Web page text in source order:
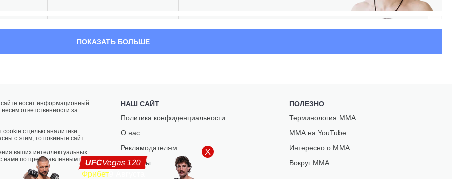
31- 13- 0
20:30 МСК
ПОЛУЛЕГКИЙ ВЕС
РАГИМОВ
ИРВИНГ АЛТЫНБЕК
ПОКАЗАТЬ БОЛЬШЕ
сайте носит информационный
ответственности за
cookie с целью аналитики.
с этим, то покиньте сайт.
ваших интеллектуальных
нами по представленным на
НАШ САЙТ
Политика конфиденциальности
О нас
Рекламодателям
Контакты
ПОЛЕЗНО
Терминология ММА
ММА на YouTube
Интересно о ММА
Вокруг ММА
UFCVegas 120
9 Августа
Фрибет
X